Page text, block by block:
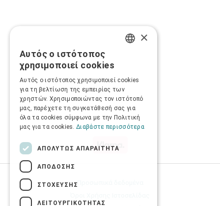
Προσωπικά δεδομένα
×
Αυτός ο ιστότοπος
χρησιμοποιεί cookies
Αυτός ο ιστότοπος χρησιμοποιεί cookies
για τη βελτίωση της εμπειρίας των
χρηστών. Χρησιμοποιώντας τον ιστότοπό
μας, παρέχετε τη συγκατάθεσή σας για
όλα τα cookies σύμφωνα με την Πολιτική
μας για τα cookies. Διαβάστε περισσότερα
ΑΠΟΛΎΤΩΣ ΑΠΑΡΑΊΤΗΤΑ
ΑΠΌΔΟΣΗΣ
ΣΤΌΧΕΥΣΗΣ
ΛΕΙΤΟΥΡΓΙΚΌΤΗΤΑΣ